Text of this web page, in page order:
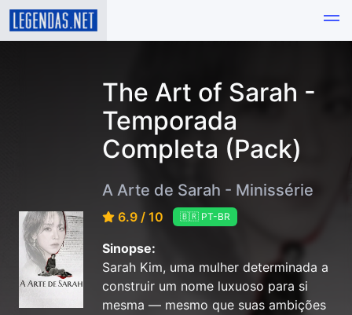
The Art of Sarah -
Temporada
Completa (Pack)
A Arte de Sarah - Minissérie
6.9 / 10 🇧🇷 PT-BR
Sinopse:
Sarah Kim, uma mulher determinada a
construir um nome luxuoso para si
mesma — mesmo que suas ambições